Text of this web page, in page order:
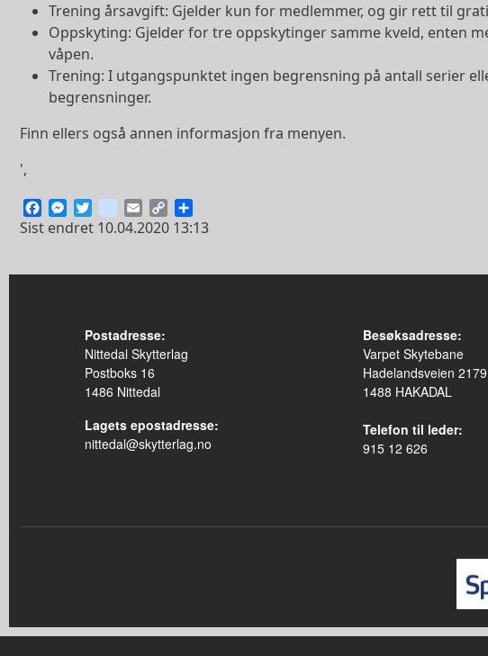
Trening årsavgift: Gjelder kun for medlemmer, og gir rett til
Oppskyting: Gjelder for tre oppskytinger samme kveld, enten
våpen.
Trening: I utgangspunktet ingen begrensning på antall serier
begrensninger.
Finn ellers også annen informasjon fra menyen.
',
FacebookMessenger
Twitterinstagram
EmailCopy
Link
Sist endret 10.04.2020 13:13
Postadresse:
Nittedal Skytterlag
Postboks 16
1486 Nittedal
Lagets epostadresse:
nittedal@skytterlag.no
Besøksadresse:
Varpet Skytebane
Hadelandsveien 2179
1488 HAKADAL
Telefon til leder:
915 12 626